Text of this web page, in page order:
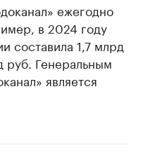
ежегодно
в 2024 году
составила 1,7 млрд
руб. Генеральным
является